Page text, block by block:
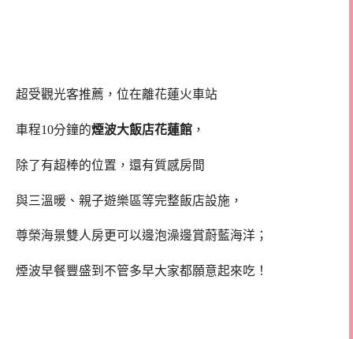
超受觀光客推薦，位在離花蓮火車站
車程10分鐘的煙波大飯店花蓮館 ，
除了有超棒的位置，還有質感房間
與三溫暖、親子遊樂區等完整飯店設施，
尊榮海景雙人房更可以邊泡澡邊賞蔚藍海洋；
煙波早餐豐盛到不管多早大家都願意起來吃！